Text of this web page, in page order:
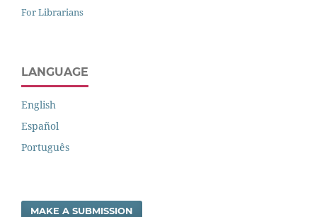
For Librarians
LANGUAGE
English
Español
Português
MAKE A SUBMISSION